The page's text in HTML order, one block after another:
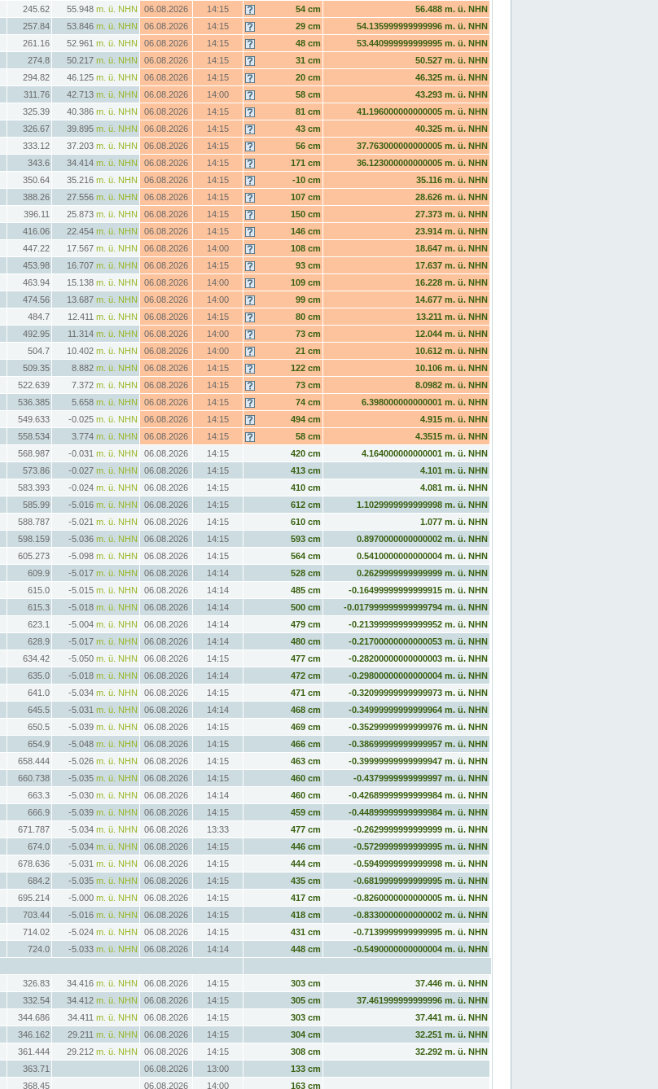
245.62 55.948 m. ü. NHN 06.08.2026 14:15 54 cm
56.488 m. ü. NHN
257.84 53.846 m. ü. NHN 06.08.2026 14:15 29 cm
54.135999999999996 m. ü. NHN
261.16 52.961 m. ü. NHN 06.08.2026 14:15 48 cm
53.440999999999995 m. ü. NHN
274.8 50.217 m. ü. NHN 06.08.2026 14:15 31 cm
50.527 m. ü. NHN
294.82 46.125 m. ü. NHN 06.08.2026 14:15 20 cm
46.325 m. ü. NHN
311.76 42.713 m. ü. NHN 06.08.2026 14:00 58 cm
43.293 m. ü. NHN
325.39 40.386 m. ü. NHN 06.08.2026 14:15 81 cm
41.196000000000005 m. ü. NHN
326.67 39.895 m. ü. NHN 06.08.2026 14:15 43 cm
40.325 m. ü. NHN
333.12 37.203 m. ü. NHN 06.08.2026 14:15 56 cm
37.763000000000005 m. ü. NHN
343.6 34.414 m. ü. NHN 06.08.2026 14:15 171 cm
36.123000000000005 m. ü. NHN
350.64 35.216 m. ü. NHN 06.08.2026 14:15 -10 cm
35.116 m. ü. NHN
388.26 27.556 m. ü. NHN 06.08.2026 14:15 107 cm
28.626 m. ü. NHN
396.11 25.873 m. ü. NHN 06.08.2026 14:15 150 cm
27.373 m. ü. NHN
416.06 22.454 m. ü. NHN 06.08.2026 14:15 146 cm
23.914 m. ü. NHN
447.22 17.567 m. ü. NHN 06.08.2026 14:00 108 cm
18.647 m. ü. NHN
453.98 16.707 m. ü. NHN 06.08.2026 14:15 93 cm
17.637 m. ü. NHN
463.94 15.138 m. ü. NHN 06.08.2026 14:00 109 cm
16.228 m. ü. NHN
474.56 13.687 m. ü. NHN 06.08.2026 14:00 99 cm
14.677 m. ü. NHN
484.7 12.411 m. ü. NHN 06.08.2026 14:15 80 cm
13.211 m. ü. NHN
492.95 11.314 m. ü. NHN 06.08.2026 14:00 73 cm
12.044 m. ü. NHN
504.7 10.402 m. ü. NHN 06.08.2026 14:00 21 cm
10.612 m. ü. NHN
509.35 8.882 m. ü. NHN 06.08.2026 14:15 122 cm
10.106 m. ü. NHN
522.639 7.372 m. ü. NHN 06.08.2026 14:15 73 cm
8.0982 m. ü. NHN
536.385 5.658 m. ü. NHN 06.08.2026 14:15 74 cm
6.398000000000001 m. ü. NHN
549.633 -0.025 m. ü. NHN 06.08.2026 14:15 494 cm
4.915 m. ü. NHN
558.534 3.774 m. ü. NHN 06.08.2026 14:15 58 cm
4.3515 m. ü. NHN
568.987 -0.031 m. ü. NHN 06.08.2026 14:15 420 cm
4.164000000000001 m. ü. NHN
573.86 -0.027 m. ü. NHN 06.08.2026 14:15 413 cm
4.101 m. ü. NHN
583.393 -0.024 m. ü. NHN 06.08.2026 14:15 410 cm
4.081 m. ü. NHN
585.99 -5.016 m. ü. NHN 06.08.2026 14:15 612 cm
1.1029999999999998 m. ü. NHN
588.787 -5.021 m. ü. NHN 06.08.2026 14:15 610 cm
1.077 m. ü. NHN
598.159 -5.036 m. ü. NHN 06.08.2026 14:15 593 cm
0.8970000000000002 m. ü. NHN
605.273 -5.098 m. ü. NHN 06.08.2026 14:15 564 cm
0.5410000000000004 m. ü. NHN
609.9 -5.017 m. ü. NHN 06.08.2026 14:14 528 cm
0.2629999999999999 m. ü. NHN
615.0 -5.015 m. ü. NHN 06.08.2026 14:14 485 cm
-0.16499999999999915 m. ü. NHN
615.3 -5.018 m. ü. NHN 06.08.2026 14:14 500 cm
-0.017999999999999794 m. ü. NHN
623.1 -5.004 m. ü. NHN 06.08.2026 14:14 479 cm
-0.21399999999999952 m. ü. NHN
628.9 -5.017 m. ü. NHN 06.08.2026 14:14 480 cm
-0.21700000000000053 m. ü. NHN
634.42 -5.050 m. ü. NHN 06.08.2026 14:15 477 cm
-0.28200000000000003 m. ü. NHN
635.0 -5.018 m. ü. NHN 06.08.2026 14:14 472 cm
-0.29800000000000004 m. ü. NHN
641.0 -5.034 m. ü. NHN 06.08.2026 14:15 471 cm
-0.32099999999999973 m. ü. NHN
645.5 -5.031 m. ü. NHN 06.08.2026 14:14 468 cm
-0.34999999999999964 m. ü. NHN
650.5 -5.039 m. ü. NHN 06.08.2026 14:15 469 cm
-0.35299999999999976 m. ü. NHN
654.9 -5.048 m. ü. NHN 06.08.2026 14:15 466 cm
-0.38699999999999957 m. ü. NHN
658.444 -5.026 m. ü. NHN 06.08.2026 14:15 463 cm
-0.39999999999999947 m. ü. NHN
660.738 -5.035 m. ü. NHN 06.08.2026 14:15 460 cm
-0.4379999999999997 m. ü. NHN
663.3 -5.030 m. ü. NHN 06.08.2026 14:14 460 cm
-0.42689999999999984 m. ü. NHN
666.9 -5.039 m. ü. NHN 06.08.2026 14:15 459 cm
-0.44899999999999984 m. ü. NHN
671.787 -5.034 m. ü. NHN 06.08.2026 13:33 477 cm
-0.2629999999999999 m. ü. NHN
674.0 -5.034 m. ü. NHN 06.08.2026 14:15 446 cm
-0.5729999999999995 m. ü. NHN
678.636 -5.031 m. ü. NHN 06.08.2026 14:15 444 cm
-0.5949999999999998 m. ü. NHN
684.2 -5.035 m. ü. NHN 06.08.2026 14:15 435 cm
-0.6819999999999995 m. ü. NHN
695.214 -5.000 m. ü. NHN 06.08.2026 14:15 417 cm
-0.8260000000000005 m. ü. NHN
703.44 -5.016 m. ü. NHN 06.08.2026 14:15 418 cm
-0.8330000000000002 m. ü. NHN
714.02 -5.024 m. ü. NHN 06.08.2026 14:15 431 cm
-0.7139999999999995 m. ü. NHN
724.0 -5.033 m. ü. NHN 06.08.2026 14:14 448 cm
-0.5490000000000004 m. ü. NHN
326.83 34.416 m. ü. NHN 06.08.2026 14:15 303 cm
37.446 m. ü. NHN
332.54 34.412 m. ü. NHN 06.08.2026 14:15 305 cm
37.461999999999996 m. ü. NHN
344.686 34.411 m. ü. NHN 06.08.2026 14:15 303 cm
37.441 m. ü. NHN
346.162 29.211 m. ü. NHN 06.08.2026 14:15 304 cm
32.251 m. ü. NHN
361.444 29.212 m. ü. NHN 06.08.2026 14:15 308 cm
32.292 m. ü. NHN
363.71 06.08.2026 13:00
133 cm
368.45 06.08.2026 14:00 163 cm